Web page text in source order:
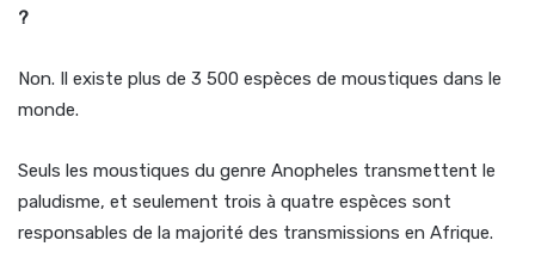
?
Non. Il existe plus de 3 500 espèces de moustiques dans le
monde.
Seuls les moustiques du genre Anopheles transmettent le
paludisme, et seulement trois à quatre espèces sont
responsables de la majorité des transmissions en Afrique.